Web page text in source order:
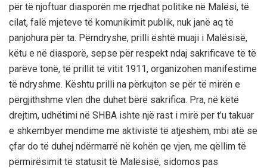
për të njoftuar diasporën me rrjedhat politike në Malësi, të
cilat, falë mjeteve të komunikimit publik, nuk janë aq të
panjohura për ta. Përndryshe, prilli është muaji i Malësisë,
këtu e në diasporë, sepse për respekt ndaj sakrificave të të
parëve tonë, të prillit të vitit 1911, organizohen manifestime
të ndryshme. Kështu prilli na përkujton se për të mirën e
përgjithshme vlen dhe duhet bërë sakrifica. Pra, në këtë
drejtim, udhëtimi në SHBA ishte një rast i mirë per t’u takuar
e shkembyer mendime me aktivistë të atjeshëm, mbi atë se
çfar do të duhej ndërmarrë në kohën qe vjen, me qëllim të
përmirësimit të statusit të Malësisë, sidomos pas